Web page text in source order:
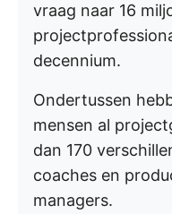
vraag naar 16
decennium.
Ondertussen
mensen al
dan 170
coaches en
managers.